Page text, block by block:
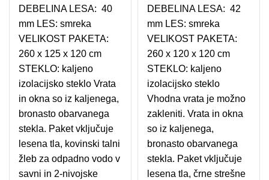
DEBELINA LESA: 40
mm LES: smreka
VELIKOST PAKETA:
260 x 125 x 120 cm
STEKLO: kaljeno
izolacijsko steklo Vrata
in okna so iz kaljenega,
bronasto obarvanega
stekla. Paket vključuje
lesena tla, kovinski talni
žleb za odpadno vodo v
savni in 2-nivojske
DEBELINA LESA: 42
mm LES: smreka
VELIKOST PAKETA:
260 x 120 x 120 cm
STEKLO: kaljeno
izolacijsko steklo
Vhodna vrata je možno
zakleniti. Vrata in okna
so iz kaljenega,
bronasto obarvanega
stekla. Paket vključuje
lesena tla, črne strešne